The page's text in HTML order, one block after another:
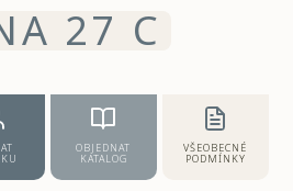
27 C
OBJEDNAT
KATALOG
VŠEOBECNÉ
PODMÍNKY